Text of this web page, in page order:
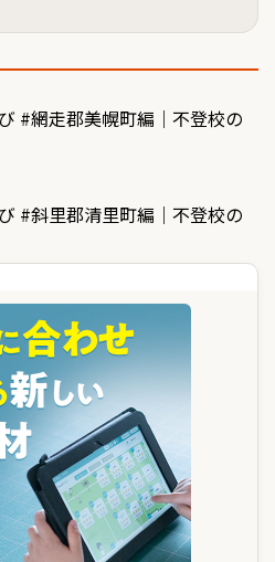
#網走郡美幌町編｜不登校の
#斜里郡清里町編｜不登校の